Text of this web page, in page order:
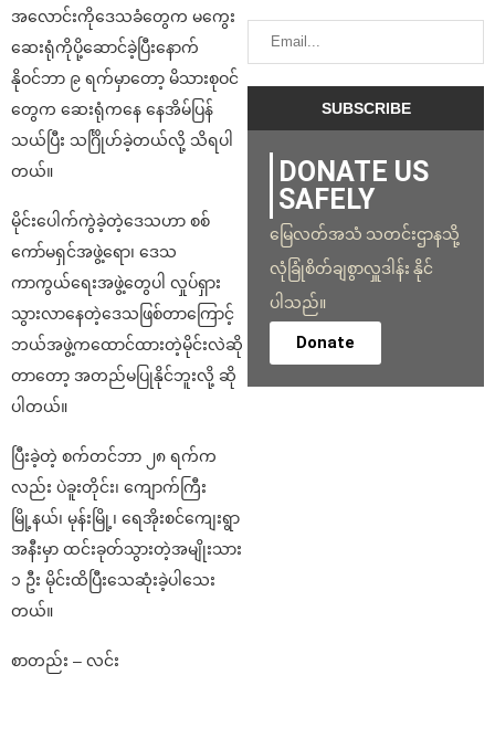
အလောင်းကိုဒေသခံတွေက မကွေး
ဆေးရုံကိုပို့ဆောင်ခဲ့ပြီးနောက်
နိုဝင်ဘာ ၉ ရက်မှာတော့ မိသားစုဝင်
တွေက ဆေးရုံကနေ နေအိမ်ပြန်
သယ်ပြီး သင်္ဂြိုဟ်ခဲ့တယ်လို့ သိရပါ
တယ်။
မိုင်းပေါက်ကွဲခဲ့တဲ့ဒေသဟာ စစ်
ကော်မရှင်အဖွဲ့ရော၊ ဒေသ
ကာကွယ်ရေးအဖွဲ့တွေပါ လှုပ်ရှား
သွားလာနေတဲ့ဒေသဖြစ်တာကြောင့်
ဘယ်အဖွဲ့ကထောင်ထားတဲ့မိုင်းလဲဆို
တာတော့ အတည်မပြုနိုင်ဘူးလို့ ဆို
ပါတယ်။
ပြီးခဲ့တဲ့ စက်တင်ဘာ ၂၈ ရက်က
လည်း ပဲခူးတိုင်း၊ ကျောက်ကြီး
မြို့နယ်၊ မုန်းမြို့၊ ရေအိုးစင်ကျေးရွာ
အနီးမှာ ထင်းခုတ်သွားတဲ့အမျိုးသား
၁ ဦး မိုင်းထိပြီးသေဆုံးခဲ့ပါသေး
တယ်။
စာတည်း – လင်း
DONATE US
SAFELY
မြေလတ်အသံ သတင်းဌာနသို့
လုံခြုံစိတ်ချစွာလှူဒါန်း နိုင်
ပါသည်။
Donate